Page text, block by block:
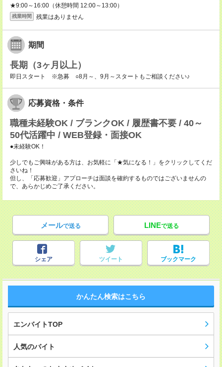
★9:00～16:00（休憩時間 12:00～13:00）
残業時間 残業はありません
期間
長期（3ヶ月以上）
即日スタート ※急募 ○8月～、9月～スタートもご相談ください♪
応募資格・条件
職種未経験OK / ブランクOK / 履歴書不要 / 40～
50代活躍中 / WEB登録・面接OK
●未経験OK！
少しでもご興味がある方は、お気軽に「★気になる！」をクリックしてくだ
さいね！
但し、「応募歓迎」アプローチは面談を確約するものではございませんの
で、あらかじめご了承ください。
メールで送る LINEで送る
シェア ツイート ブックマーク
かんたん検索はこちら
エンバイトTOP
人気のバイト